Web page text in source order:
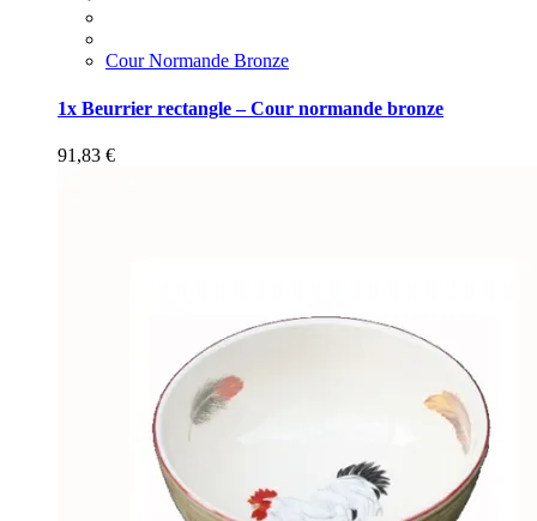
Cour Normande Bronze
1x Beurrier rectangle – Cour normande bronze
91,83 €